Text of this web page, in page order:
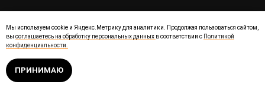
Мы используем cookie и Яндекс.Метрику для аналитики. Продолжая пользоваться сайтом,
вы соглашаетесь на обработку персональных данных в соответствии с Политикой
конфиденциальности.
ПРИНИМАЮ